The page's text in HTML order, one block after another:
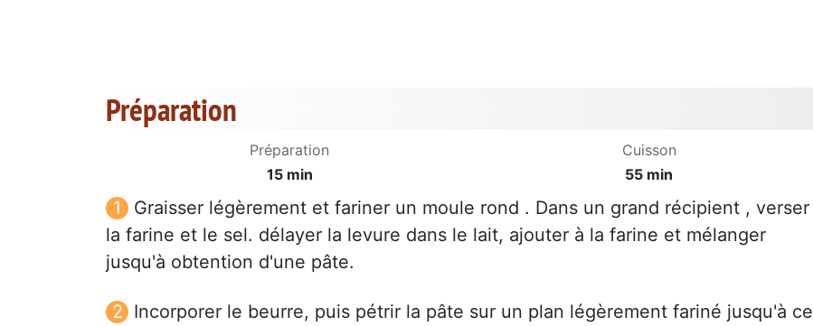
Préparation
Préparation
15 min
Cuisson
55 min
Graisser légèrement et fariner un moule rond . Dans un grand récipient , verser
la farine et le sel. délayer la levure dans le lait, ajouter à la farine et mélanger
jusqu'à obtention d'une pâte.
Incorporer le beurre, puis pétrir la pâte sur un plan légèrement fariné jusqu'à ce